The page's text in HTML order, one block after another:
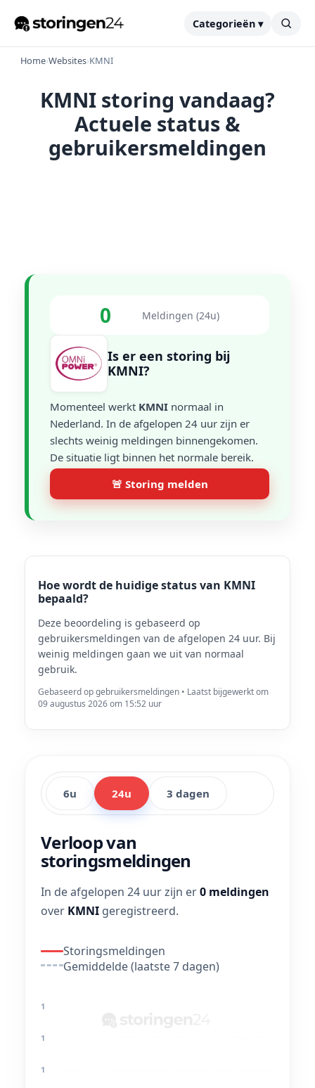
Categorieën ▾
Home›Websites›KMNI
KMNI storing vandaag?
Actuele status &
gebruikersmeldingen
0 Meldingen (24u)
Is er een storing bij
KMNI?
Momenteel werkt KMNI normaal in
Nederland. In de afgelopen 24 uur zijn er
slechts weinig meldingen binnengekomen.
De situatie ligt binnen het normale bereik.
🚨 Storing melden
Hoe wordt de huidige status van KMNI
bepaald?
Deze beoordeling is gebaseerd op
gebruikersmeldingen van de afgelopen 24 uur. Bij
weinig meldingen gaan we uit van normaal
gebruik.
Gebaseerd op gebruikersmeldingen • Laatst bijgewerkt om
09 augustus 2026 om 15:52 uur
6u 24u 3 dagen
Verloop van
storingsmeldingen
In de afgelopen 24 uur zijn er0 meldingen
over KMNI geregistreerd.
Storingsmeldingen
Gemiddelde (laatste 7 dagen)
1
1
1